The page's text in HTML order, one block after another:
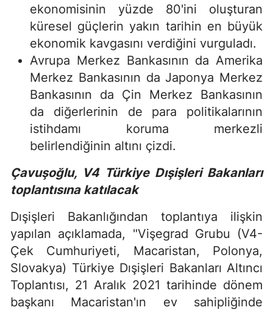
ekonomisinin yüzde 80'ini oluşturan
küresel güçlerin yakın tarihin en büyük
ekonomik kavgasını verdiğini vurguladı.
Avrupa Merkez Bankasının da Amerika
Merkez Bankasının da Japonya Merkez
Bankasının da Çin Merkez Bankasının
da diğerlerinin de para politikalarının
istihdamı koruma merkezli
belirlendiğinin altını çizdi.
Çavuşoğlu, V4 Türkiye Dışişleri Bakanları
toplantısına katılacak
Dışişleri Bakanlığından toplantıya ilişkin
yapılan açıklamada, "Vişegrad Grubu (V4-
Çek Cumhuriyeti, Macaristan, Polonya,
Slovakya) Türkiye Dışişleri Bakanları Altıncı
Toplantısı, 21 Aralık 2021 tarihinde dönem
başkanı Macaristan'ın ev sahipliğinde